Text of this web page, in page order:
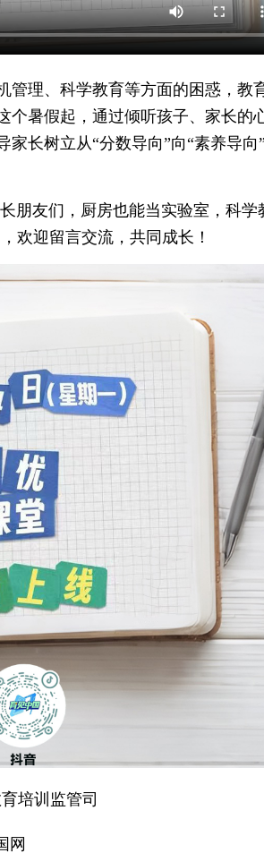
管理、科学教育等方面的困惑，教
个暑假起，通过倾听孩子、家长的
长树立从“分数导向”向“素养导向
朋友们，厨房也能当实验室，科学
欢迎留言交流，共同成长！
培训监管司
网